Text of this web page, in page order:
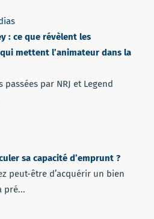
: ce que révèlent les
mettent l’animateur dans la
par NRJ et Legend
sa capacité d’emprunt ?
peut-être d’acquérir un bien
pré...